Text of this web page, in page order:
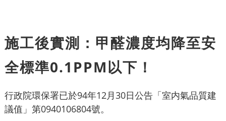
施工後實測：甲醛濃度均降至安
全標準0.1PPM以下！
行政院環保署已於94年12月30日公告「室内氣品質建
議值」第0940106804號。